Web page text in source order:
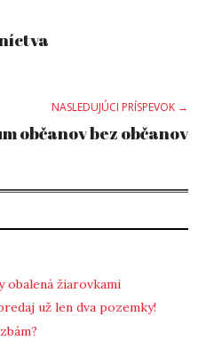
NASLEDUJÚCI PRÍSPEVOK →
občanov bez občanov
obalená žiarovkami
už len dva pozemky!